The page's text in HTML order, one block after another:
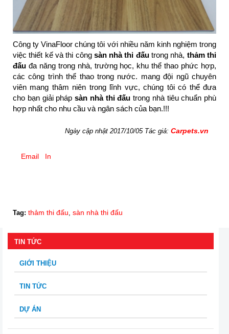
Công ty VinaFloor chúng tôi với nhiều năm kinh nghiệm trong
việc thiết kế và thi công sàn nhà thi đấutrong nhà, thảm thi
đấu đa năng trong nhà, trường học, khu thể thao phức hợp,
các công trình thể thao trong nước. mang đội ngũ chuyên
viên mang thâm niên trong lĩnh vực, chúng tôi có thể đưa
cho bạn giải pháp sàn nhà thi đấu trong nhà tiêu chuẩn phù
hợp nhất cho nhu cầu và ngân sách của bạn.!!!
Ngày cập nhật 2017/10/05 Tác giả: Carpets.vn
Email In
Tag: thảm thi đấu, sàn nhà thi đấu
TIN TỨC
GIỚI THIỆU
TIN TỨC
DỰ ÁN